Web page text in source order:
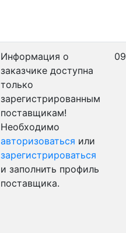
Информация о
заказчике доступна
только
зарегистрированным
поставщикам!
Необходимо
авторизоваться или
зарегистрироваться
и заполнить профиль
поставщика.